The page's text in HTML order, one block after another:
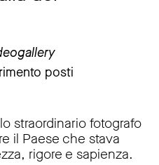
posti
straordinario fotografo
il Paese che stava
rigore e sapienza.